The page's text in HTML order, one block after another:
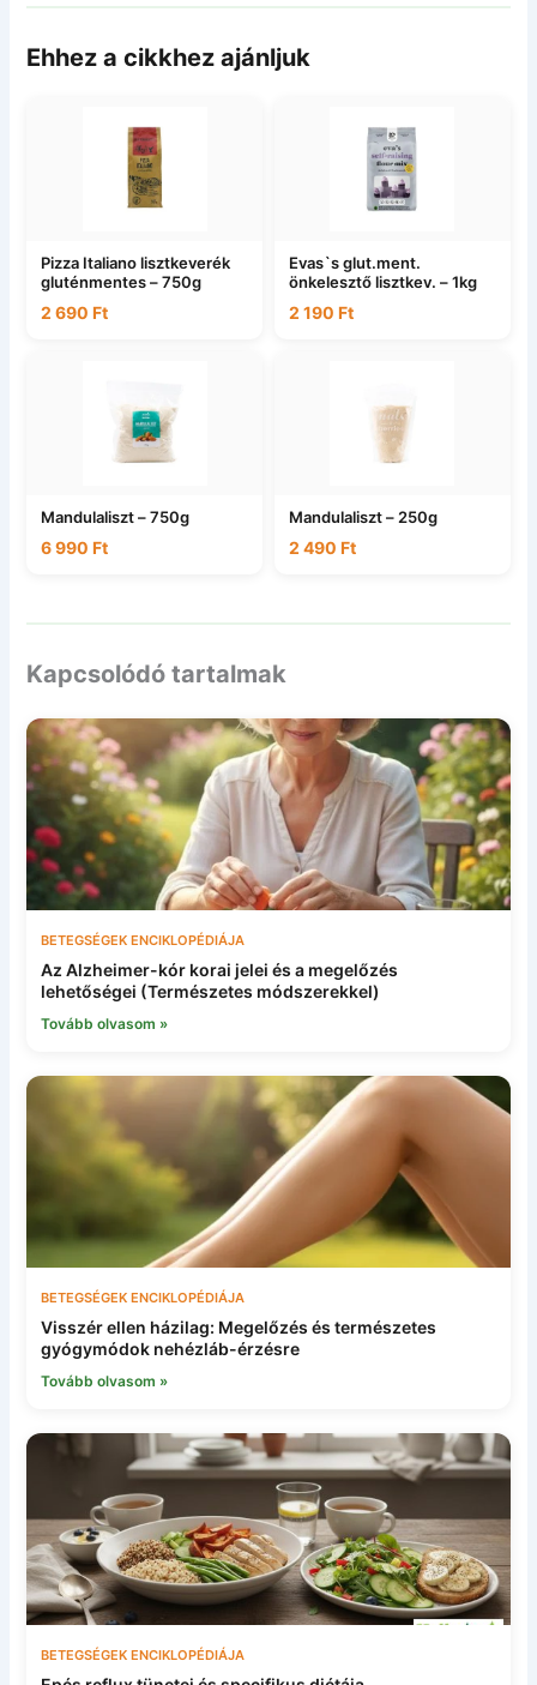
Ehhez a cikkhez ajánljuk
Pizza Italiano lisztkeverék
gluténmentes – 750g
2 690Ft
Evas`s glut.ment.
önkelesztő lisztkev. – 1kg
2 190 Ft
Mandulaliszt – 750g
6 990Ft
Mandulaliszt – 250g
2 490 Ft
Kapcsolódó tartalmak
BETEGSÉGEK ENCIKLOPÉDIÁJA
Az Alzheimer-kór korai jelei és a megelőzés
lehetőségei (Természetes módszerekkel)
Tovább olvasom »
BETEGSÉGEK ENCIKLOPÉDIÁJA
Visszér ellen házilag: Megelőzés és természetes
gyógymódok nehézláb-érzésre
Tovább olvasom »
BETEGSÉGEK ENCIKLOPÉDIÁJA